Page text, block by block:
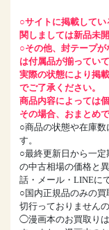
○サイトに掲載して
関しましては新品未
○その他、封テープ
は付属品が揃ってい
実際の状態により掲
でご了承ください。
商品内容によっては
その場合、おまとめ
○商品の状態や在庫
す。
○最終更新日から一
の中古相場の価格と
話・メール・LINEに
○国内正規品のみの
切行っておりません
◯漫画本のお買取り